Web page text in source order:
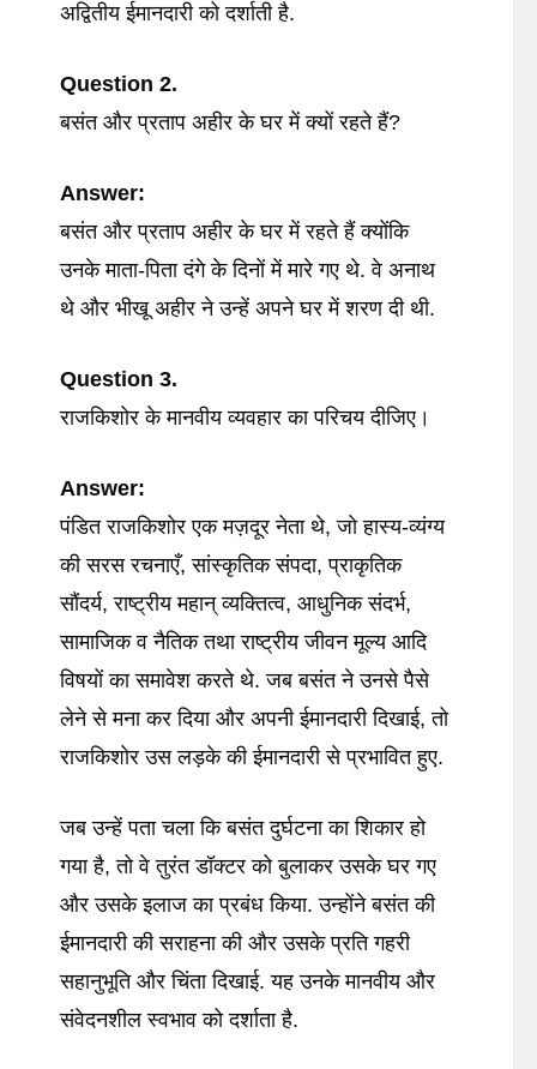
अद्वितीय ईमानदारी को दर्शाती है.
Question 2.
बसंत और प्रताप अहीर के घर में क्यों रहते हैं?
Answer:
बसंत और प्रताप अहीर के घर में रहते हैं क्योंकि
उनके माता-पिता दंगे के दिनों में मारे गए थे. वे अनाथ
थे और भीखू अहीर ने उन्हें अपने घर में शरण दी थी.
Question 3.
राजकिशोर के मानवीय व्यवहार का परिचय दीजिए।
Answer:
पंडित राजकिशोर एक मज़दूर नेता थे, जो हास्य-व्यंग्य
की सरस रचनाएँ, सांस्कृतिक संपदा, प्राकृतिक
सौंदर्य, राष्ट्रीय महान् व्यक्तित्व, आधुनिक संदर्भ,
सामाजिक व नैतिक तथा राष्ट्रीय जीवन मूल्य आदि
विषयों का समावेश करते थे. जब बसंत ने उनसे पैसे
लेने से मना कर दिया और अपनी ईमानदारी दिखाई, तो
राजकिशोर उस लड़के की ईमानदारी से प्रभावित हुए.
जब उन्हें पता चला कि बसंत दुर्घटना का शिकार हो
गया है, तो वे तुरंत डॉक्टर को बुलाकर उसके घर गए
और उसके इलाज का प्रबंध किया. उन्होंने बसंत की
ईमानदारी की सराहना की और उसके प्रति गहरी
सहानुभूति और चिंता दिखाई. यह उनके मानवीय और
संवेदनशील स्वभाव को दर्शाता है.